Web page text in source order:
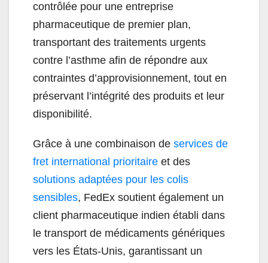
contrôlée pour une entreprise
pharmaceutique de premier plan,
transportant des traitements urgents
contre l’asthme afin de répondre aux
contraintes d’approvisionnement, tout en
préservant l’intégrité des produits et leur
disponibilité.
Grâce à une combinaison de services de
fret international prioritaire et des
solutions adaptées pour les colis
sensibles, FedEx soutient également un
client pharmaceutique indien établi dans
le transport de médicaments génériques
vers les États-Unis, garantissant un